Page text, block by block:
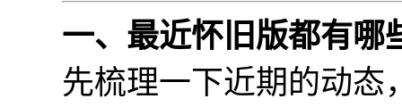
一、最近怀旧版都有哪
先梳理一下近期的动态